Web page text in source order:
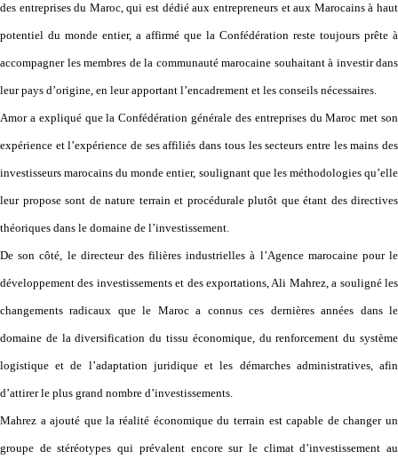
des entreprises du Maroc, qui est dédié aux entrepreneurs et aux Marocains à haut
potentiel du monde entier, a affirmé que la Confédération reste toujours prête à
accompagner les membres de la communauté marocaine souhaitant à investir dans
leur pays d’origine, en leur apportant l’encadrement et les conseils nécessaires.
Amor a expliqué que la Confédération générale des entreprises du Maroc met son
expérience et l’expérience de ses affiliés dans tous les secteurs entre les mains des
investisseurs marocains du monde entier, soulignant que les méthodologies qu’elle
leur propose sont de nature terrain et procédurale plutôt que étant des directives
théoriques dans le domaine de l’investissement.
De son côté, le directeur des filières industrielles à l’Agence marocaine pour le
développement des investissements et des exportations, Ali Mahrez, a souligné les
changements radicaux que le Maroc a connus ces dernières années dans le
domaine de la diversification du tissu économique, du renforcement du système
logistique et de l’adaptation juridique et les démarches administratives, afin
d’attirer le plus grand nombre d’investissements.
Mahrez a ajouté que la réalité économique du terrain est capable de changer un
groupe de stéréotypes qui prévalent encore sur le climat d’investissement au